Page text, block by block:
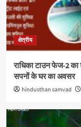
क्षेत्रीय
राधिका टाउन फेज-2
सपनों के घर का अवसर
hindusthan samvad